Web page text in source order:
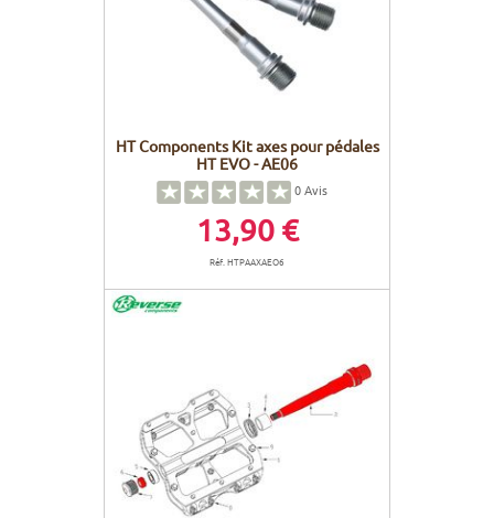
HT Components Kit axes pour pédales
HT EVO - AE06
0Avis
13,90 €
Réf. HTPAAXAEO6